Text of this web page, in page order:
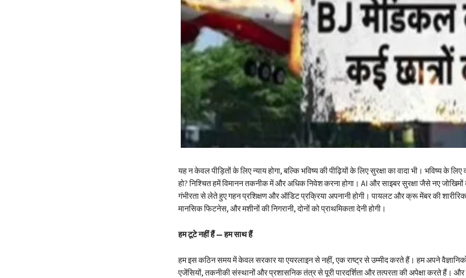
यह न केवल पीड़ितों के लिए न्याय होगा, बल्कि भविष्य की पीढ़ियों के लिए सुरक्षा का वादा भी। भविष्य के
हो? निश्चित हमें विमानन तकनीक में और अधिक निवेश करना होगा। AI और साइबर सुरक्षा जैसे नए जोखिमों
गंभीरता से लेते हुए गहन प्रशिक्षण और ऑडिट प्रक्रिया अपनानी होगी। पायलट और क्रू मेंबर की
मानसिक फिटनेस, और मशीनों की निगरानी, दोनों को प्राथमिकता देनी होगी।
हम टूटे नहीं हैं — हम साथ हैं
हम इस कठिन समय में केवल सरकार या एयरलाइन से नहीं, एक राष्ट्र से उम्मीद करते हैं। हम अपने
एजेंसियों, तकनीकी संस्थानों और प्रशासनिक तंत्र से पूरी पारदर्शिता और तत्परता की अपेक्षा करते हैं।